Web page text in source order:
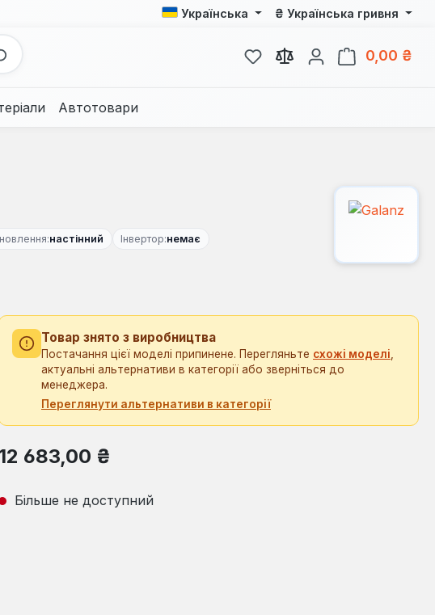
Українська ₴ Українська гривня
У вас є 0 у списку бажань
0,00 ₴
Автотовари
настінний Інвертор:немає
Товар знято з виробництва
Постачання цієї моделі припинене. Перегляньте схожі моделі
актуальні альтернативи в категорії або зверніться до
менеджера.
Переглянути альтернативи в категорії
Звичайна ціна:
12 683,00 ₴
Більше не доступний